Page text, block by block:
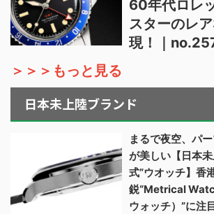
60年代ロレ
スターのレ
現！｜
＞＞＞もっと見る
日本未上陸ブランド
まるで夜空、パ
が美しい【日本
式”ウオッチ】香
鋭“Metrical
ウォッチ）”に注